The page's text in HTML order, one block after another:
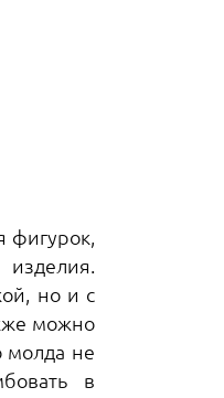
фигурок,
но и с
можно
молда не
в